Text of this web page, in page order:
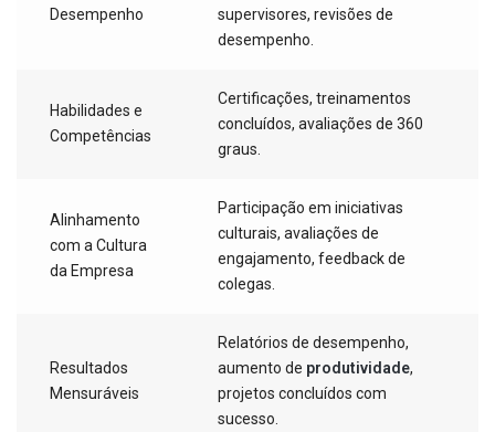
Desempenho
supervisores, revisões de
desempenho.
Habilidades e
Competências
Certificações, treinamentos
concluídos, avaliações de 360
graus.
Alinhamento
com a Cultura
da Empresa
Participação em iniciativas
culturais, avaliações de
engajamento, feedback de
colegas.
Resultados
Mensuráveis
Relatórios de desempenho,
aumento de produtividade,
projetos concluídos com
sucesso.